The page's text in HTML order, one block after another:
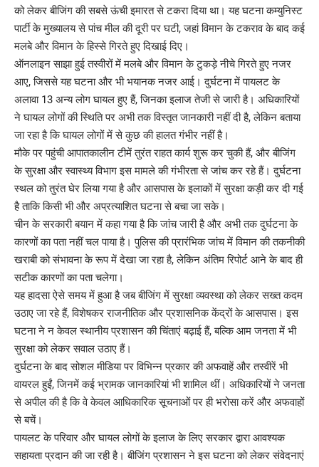
को लेकर बीजिंग की सबसे ऊंची इमारत से टकरा दिया था। यह घटना कम्युनिस्ट
पार्टी के मुख्यालय से पांच मील की दूरी पर घटी, जहां विमान के टकराव के बाद कई
मलबे और विमान के हिस्से गिरते हुए दिखाई दिए।
ऑनलाइन साझा हुई तस्वीरों में मलबे और विमान के टुकड़े नीचे गिरते हुए नजर
आए, जिससे यह घटना और भी भयानक नजर आई। दुर्घटना में पायलट के
अलावा 13 अन्य लोग घायल हुए हैं, जिनका इलाज तेजी से जारी है। अधिकारियों
ने घायल लोगों की स्थिति पर अभी तक विस्तृत जानकारी नहीं दी है, लेकिन बताया
जा रहा है कि घायल लोगों में से कुछ की हालत गंभीर नहीं है।
मौके पर पहुंची आपातकालीन टीमें तुरंत राहत कार्य शुरू कर चुकी हैं, और बीजिंग
के सुरक्षा और स्वास्थ्य विभाग इस मामले की गंभीरता से जांच कर रहे हैं। दुर्घटना
स्थल को तुरंत घेर लिया गया है और आसपास के इलाकों में सुरक्षा कड़ी कर दी गई
है ताकि किसी भी और अप्रत्याशित घटना से बचा जा सके।
चीन के सरकारी बयान में कहा गया है कि जांच जारी है और अभी तक दुर्घटना के
कारणों का पता नहीं चल पाया है। पुलिस की प्रारंभिक जांच में विमान की तकनीकी
खराबी को संभावना के रूप में देखा जा रहा है, लेकिन अंतिम रिपोर्ट आने के बाद ही
सटीक कारणों का पता चलेगा।
यह हादसा ऐसे समय में हुआ है जब बीजिंग में सुरक्षा व्यवस्था को लेकर सख्त कदम
उठाए जा रहे हैं, विशेषकर राजनीतिक और प्रशासनिक केंद्रों के आसपास। इस
घटना ने न केवल स्थानीय प्रशासन की चिंताएं बढ़ाई हैं, बल्कि आम जनता में भी
सुरक्षा को लेकर सवाल उठाए हैं।
दुर्घटना के बाद सोशल मीडिया पर विभिन्न प्रकार की अफवाहें और तस्वीरें भी
वायरल हुईं, जिनमें कई भ्रामक जानकारियां भी शामिल थीं। अधिकारियों ने जनता
से अपील की है कि वे केवल आधिकारिक सूचनाओं पर ही भरोसा करें और अफवाहों
से बचें।
पायलट के परिवार और घायल लोगों के इलाज के लिए सरकार द्वारा आवश्यक
सहायता प्रदान की जा रही है। बीजिंग प्रशासन ने इस घटना को लेकर संवेदनाएं